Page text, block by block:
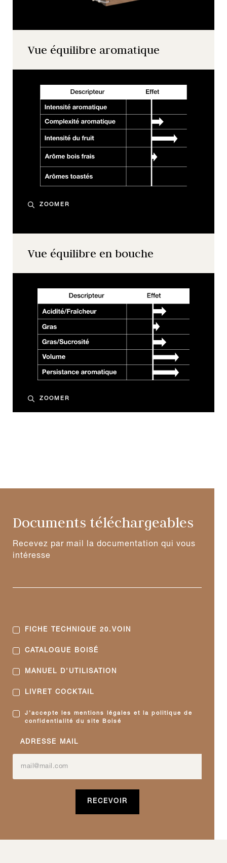
Vue équilibre aromatique
ZOOMER
Vue équilibre en bouche
ZOOMER
Documents téléchargeables
Recevez par mail la documentation qui vous
intéresse
FICHE TECHNIQUE 20.VOIN
CATALOGUE BOISÉ
MANUEL D'UTILISATION
LIVRET COCKTAIL
J’accepte les mentions légales et la politique de
confidentialité du site Boisé
ADRESSE MAIL